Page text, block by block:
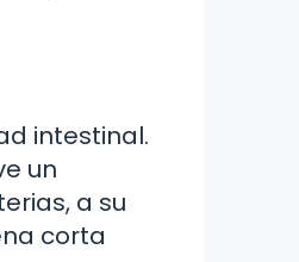
intestinal.
un
a su
corta